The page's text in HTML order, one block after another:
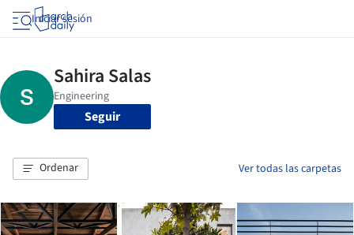
Iniciar sesión
Seguir
Ordenar Ver todas las carpetas